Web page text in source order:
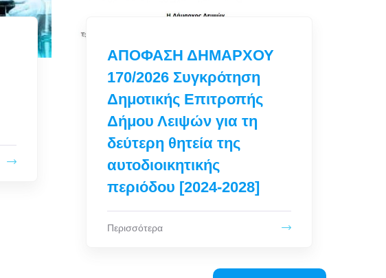
Λειψών για τη δεύτερη
αυτοδιοικητικής
περιόδου [2024-2028]
Περισσότερα